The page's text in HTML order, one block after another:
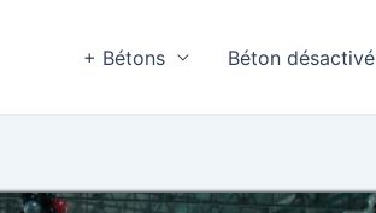
+ Bétons Béton désactivé